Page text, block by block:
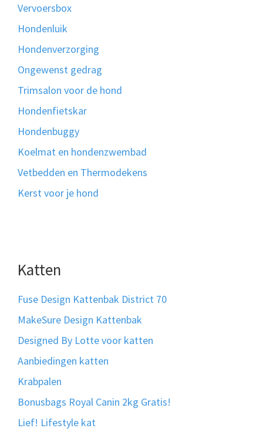
Vervoersbox
Hondenluik
Hondenverzorging
Ongewenst gedrag
Trimsalon voor de hond
Hondenfietskar
Hondenbuggy
Koelmat en hondenzwembad
Vetbedden en Thermodekens
Kerst voor je hond
Katten
Fuse Design Kattenbak District 70
MakeSure Design Kattenbak
Designed By Lotte voor katten
Aanbiedingen katten
Krabpalen
Bonusbags Royal Canin 2kg Gratis!
Lief! Lifestyle kat